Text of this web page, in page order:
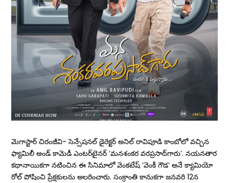
మెగాస్టార్ చిరంజీవి- సెన్సేషనల్ డైరెక్టర్ అనిల్ రావిపూడి కాంబోలో వచ్చిన
ఫ్యామిలీ అండ్ కామెడీ ఎంటర్‌టైనర్ ‘మనశంకర వరప్రసాద్‌గారు’. నయనతార
కథానాయికగా నటించిన ఈ సినిమాలో వెంకటేష్ ‘వెంకీ గౌడ’ అనే క్యామియో
రోల్ పోషించి ప్రేక్షకులను అలరించారు. సంక్రాంతి కానుకగా జనవరి 12న